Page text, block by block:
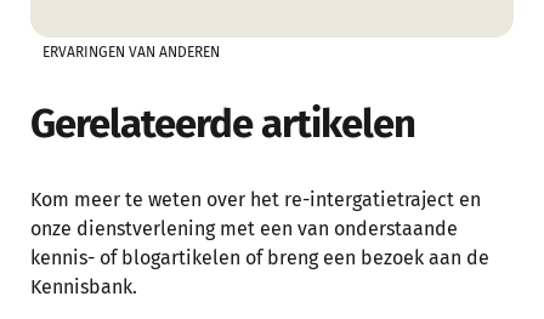
ERVARINGEN VAN ANDEREN
Gerelateerde artikelen
Kom meer te weten over het re-intergatietraject en
onze dienstverlening met een van onderstaande
kennis- of blogartikelen of breng een bezoek aan de
Kennisbank.